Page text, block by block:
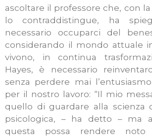
ascoltare il professore che, con
lo contraddistingue, ha
necessario occuparci del
considerando il mondo attuale
vivono, in continua
Hayes, è necessario
senza perdere mai
per il nostro lavoro: “Il mio
quello di guardare alla scienza
psicologica, – ha detto – ma
questa possa rendere